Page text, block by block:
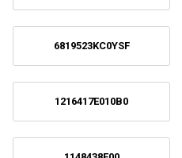
6819523KC0YSF
1216417E010B0